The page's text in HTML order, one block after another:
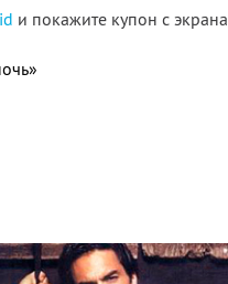
и покажите купон с экрана